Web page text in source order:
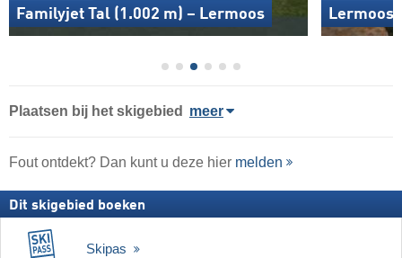
Familyjet Tal (1.002 m) – Lermoos Lermoos
Plaatsen bij het skigebied meer
Fout ontdekt? Dan kunt u deze hier melden
Dit skigebied boeken
Skipas